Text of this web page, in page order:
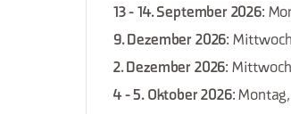
13 - 14. September 2026:
9. Dezember 2026:
2. Dezember 2026:
4 - 5. Oktober 2026: